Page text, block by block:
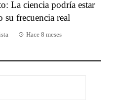
La ciencia podría estar
su frecuencia real
Hace 8 meses